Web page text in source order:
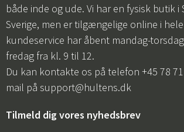
både inde og ude. Vi har en fysisk butik
Sverige, men er tilgængelige online i
kundeservice har åbent mandag-
fredag fra kl. 9 til 12.
Du kan kontakte os på telefon +45 78
mail på support@hultens.dk
Tilmeld dig vores nyhedsbrev